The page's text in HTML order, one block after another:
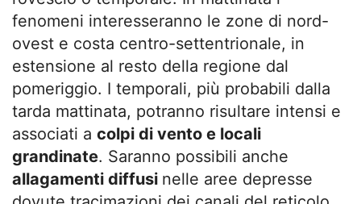
fenomeni interesseranno le zone di nord-
ovest e costa centro-settentrionale, in
estensione al resto della regione dal
pomeriggio. I temporali, più probabili dalla
tarda mattinata, potranno risultare intensi e
associati a colpi di vento e locali
grandinate. Saranno possibili anche
allagamenti diffusi nelle aree depresse